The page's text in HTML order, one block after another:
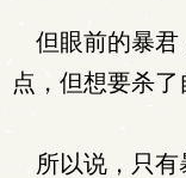
但眼前的暴君
点，但想要杀了
所以说，只有